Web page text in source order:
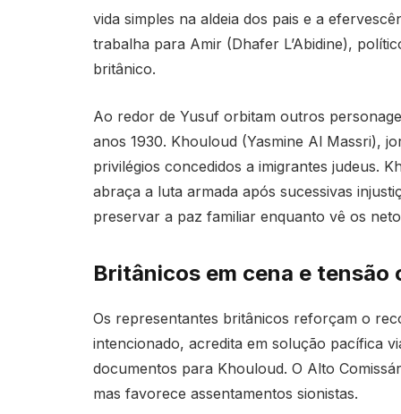
vida simples na aldeia dos pais e a
trabalha para Amir (Dhafer L’Abidine),
britânico.
Ao redor de Yusuf orbitam outros
anos 1930. Khouloud (Yasmine Al Massri),
privilégios concedidos a imigrantes judeus.
abraça a luta armada após sucessivas
preservar a paz familiar enquanto vê os
Britânicos em cena e tensão
Os representantes britânicos reforçam o
intencionado, acredita em solução pacífica
documentos para Khouloud. O Alto
mas favorece assentamentos sionistas.